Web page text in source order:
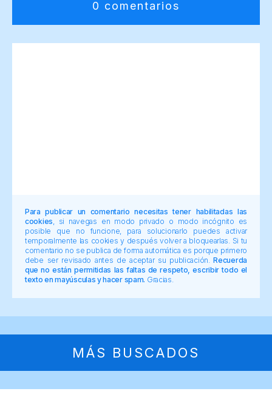
0 comentarios
Para publicar un comentario necesitas tener habilitadas las
cookies , si navegas en modo privado o modo incógnito es
posible que no funcione, para solucionarlo puedes activar
temporalmente las cookies y después volver a bloquearlas. Si tu
comentario no se publica de forma automática es porque primero
debe ser revisado antes de aceptar su publicación.Recuerda
que no están permitidas las faltas de respeto, escribir todo el
texto en mayúsculas y hacer spam. Gracias.
MÁS BUSCADOS